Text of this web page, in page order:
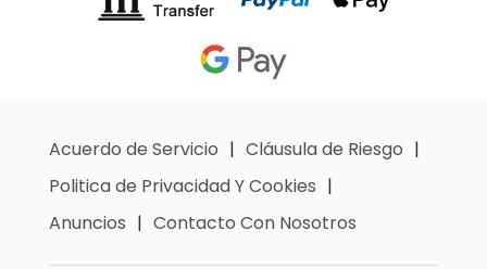
Acuerdo de Servicio
Cláusula de Riesgo
Politica de Privacidad Y Cookies
Anuncios
Contacto Con Nosotros